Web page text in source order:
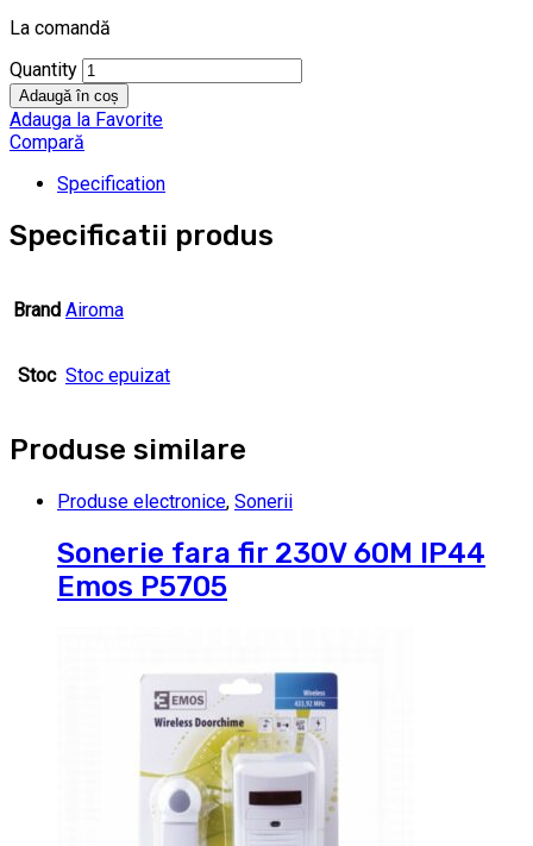
La comandă
Quantity
Adaugă în coș
Adauga la Favorite
Compară
Specification
Specificatii produs
Brand Airoma
Stoc Stoc epuizat
Produse similare
Produse electronice, Sonerii
Sonerie fara fir 230V 60M IP44
Emos P5705